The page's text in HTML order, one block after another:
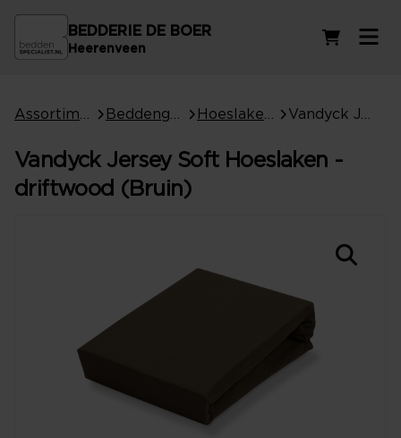
BEDDERIE DE BOER
Heerenveen
Vandyck Jersey Soft Hoeslaken -
driftwood (Bruin)